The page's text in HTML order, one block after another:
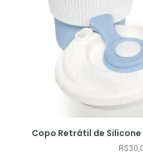
Copo Retrátil de
R$